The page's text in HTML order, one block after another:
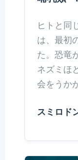
ヒトと同
は、最初
た。恐竜
ネズミほ
会をうか
スミロド